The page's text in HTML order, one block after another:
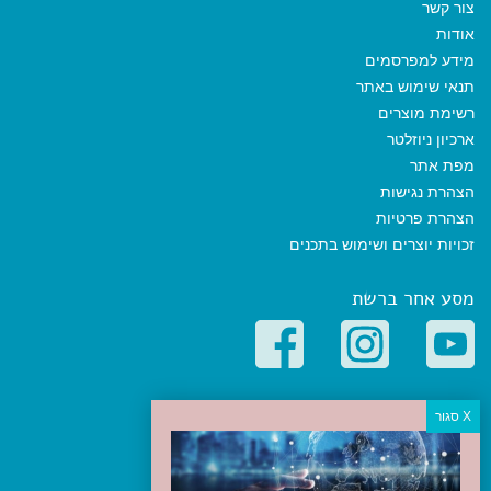
צור קשר
אודות
מידע למפרסמים
תנאי שימוש באתר
רשימת מוצרים
ארכיון ניוזלטר
מפת אתר
הצהרת נגישות
הצהרת פרטיות
זכויות יוצרים ושימוש בתכנים
מסע אחר ברשת
קטגוריות פופולריות
יעדים
טיולים בישראל